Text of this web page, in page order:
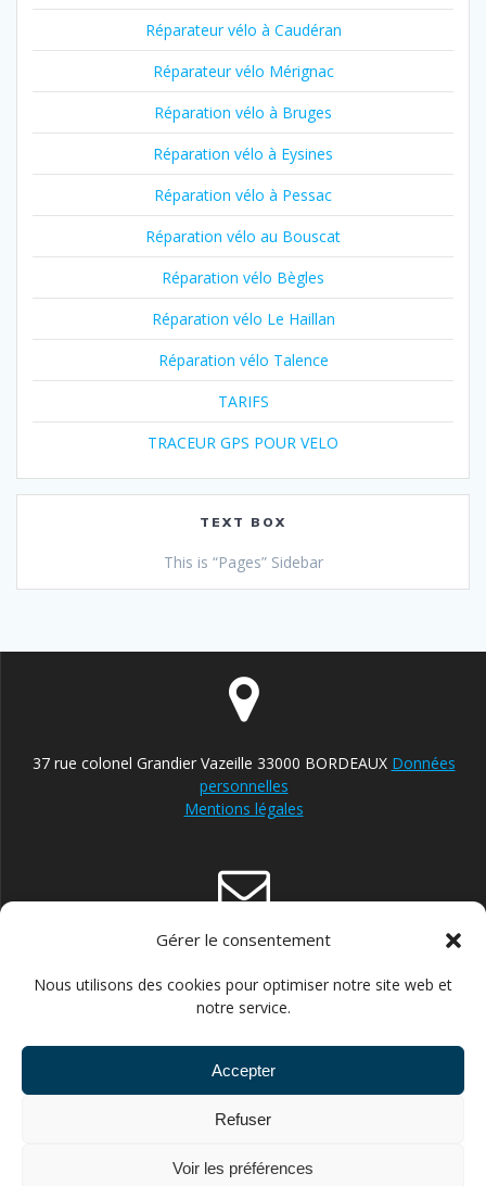
Gérer le consentement
Nous utilisons des cookies pour optimiser notre site web et
notre service.
Accepter
Refuser
Voir les préférences
Réparateur vélo à Caudéran
Réparateur vélo Mérignac
Réparation vélo à Bruges
Réparation vélo à Eysines
Réparation vélo à Pessac
Réparation vélo au Bouscat
Réparation vélo Bègles
Réparation vélo Le Haillan
Réparation vélo Talence
TARIFS
TRACEUR GPS POUR VELO
TEXT BOX
This is “Pages” Sidebar
37 rue colonel Grandier Vazeille 33000 BORDEAUX Données
personnelles
Mentions légales
contact@reparateur-velo-bordeaux.com
06.30.87.13.21 POUR ENTREPRISES ET STRUCTURES
PUBLIQUES //// 06.43.66.14.60 POUR PARTICULIERS